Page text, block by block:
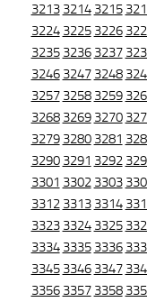
3213 3214 3215
3224 3225 3226
3235 3236 3237
3246 3247 3248
3257 3258 3259
3268 3269 3270
3279 3280 3281
3290 3291 3292
3301 3302 3303
3312 3313 3314
3323 3324 3325
3334 3335 3336
3345 3346 3347
3356 3357 3358